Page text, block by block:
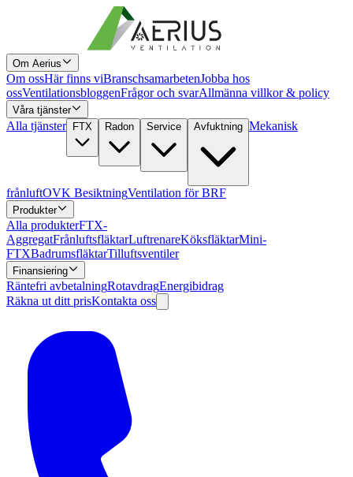
Om Aerius
Om ossHär finns viBranschsamarbetenJobba hos
ossVentilationsbloggenFrågor och svarAllmänna villkor & policy
Våra tjänster
Alla tjänster FTX Radon Service Avfuktning Mekanisk
frånluftOVK BesiktningVentilation för BRF
Produkter
Alla produkterFTX-
AggregatFrånluftsfläktarLuftrenareKöksfläktarMini-
FTXBadrumsfläktarTilluftsventiler
Finansiering
Räntefri avbetalningRotavdragEnergibidrag
Räkna ut ditt prisKontakta oss